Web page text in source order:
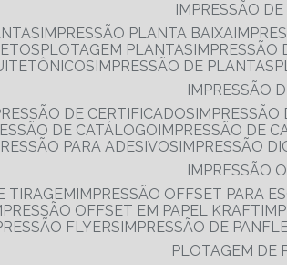
IMPRESSÃO
IMPRESSÃO PLANTA BAIXA
PLOTAGEM PLANTAS
IMPRESSÃO DE PLANTAS
IMPRESSÃO
DE CERTIFICADOS
DE CATÁLOGO IMPRESSÃO DE
PARA ADESIVOS IMPRESSÃO
IMPRESSÃO
TIRAGEM IMPRESSÃO OFFSET PARA
OFFSET EM PAPEL KRAFT
FLYERS IMPRESSÃO DE
PLOTAGEM DE